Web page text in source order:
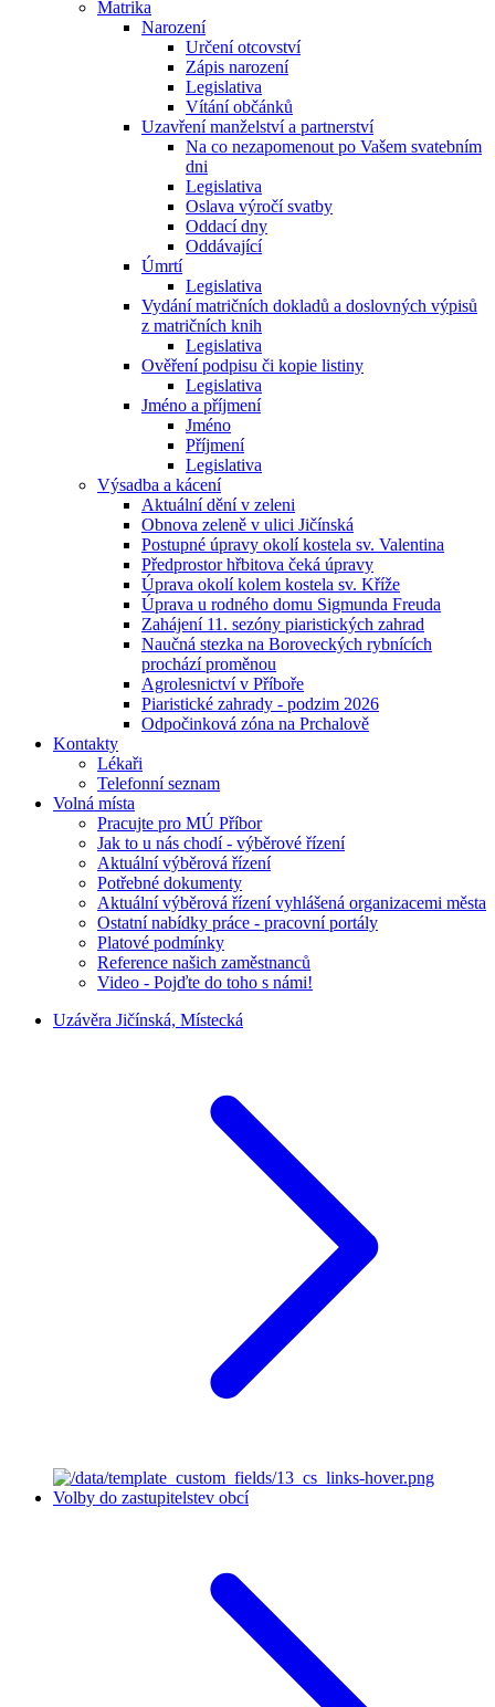
Matrika
Narození
Určení otcovství
Zápis narození
Legislativa
Vítání občánků
Uzavření manželství a partnerství
Na co nezapomenout po Vašem svatebním
dni
Legislativa
Oslava výročí svatby
Oddací dny
Oddávající
Úmrtí
Legislativa
Vydání matričních dokladů a doslovných výpisů
z matričních knih
Legislativa
Ověření podpisu či kopie listiny
Legislativa
Jméno a příjmení
Jméno
Příjmení
Legislativa
Výsadba a kácení
Aktuální dění v zeleni
Obnova zeleně v ulici Jičínská
Postupné úpravy okolí kostela sv. Valentina
Předprostor hřbitova čeká úpravy
Úprava okolí kolem kostela sv. Kříže
Úprava u rodného domu Sigmunda Freuda
Zahájení 11. sezóny piaristických zahrad
Naučná stezka na Boroveckých rybnících
prochází proměnou
Agrolesnictví v Příboře
Piaristické zahrady - podzim 2026
Odpočinková zóna na Prchalově
Kontakty
Lékaři
Telefonní seznam
Volná místa
Pracujte pro MÚ Příbor
Jak to u nás chodí - výběrové řízení
Aktuální výběrová řízení
Potřebné dokumenty
Aktuální výběrová řízení vyhlášená organizacemi města
Ostatní nabídky práce - pracovní portály
Platové podmínky
Reference našich zaměstnanců
Video - Pojďte do toho s námi!
Uzávěra Jičínská, Místecká
Volby do zastupitelstev obcí